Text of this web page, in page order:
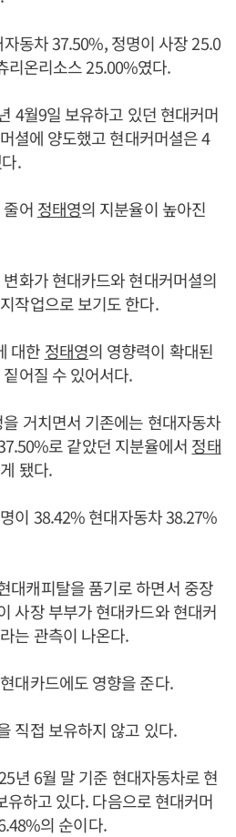
동차 37.50%, 정명이 사장 25.0
리온리소스 25.00%였다.
4월9일 보유하고 있던 현대커머
셜에 양도했고 현대커머셜은 4
.
어 정태영의 지분율이 높아진
화가 현대카드와 현대커머셜의
작업으로 보기도 한다.
대한 정태영의 영향력이 확대된
어질 수 있어서다.
거치면서 기존에는 현대자동차
로 같았던 지분율에서 정태
됐다.
명이 38.42% 현대자동차 38.27%
대캐피탈을 품기로 하면서 중장
사장 부부가 현대카드와 현대커
는 관측이 나온다.
대카드에도 영향을 준다.
직접 보유하지 않고 있다.
년 6월 말 기준 현대자동차로 현
하고 있다. 다음으로 현대커머
의 순이다.